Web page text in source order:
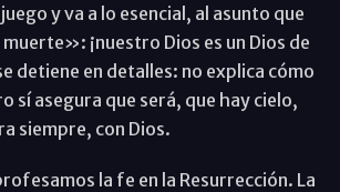
y va a lo esencial, al asunto que
¡nuestro Dios es un Dios de
detiene en detalles: no explica cómo
sí asegura que será, que hay cielo,
siempre, con Dios.
la fe en la Resurrección. La